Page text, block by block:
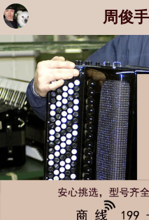
周俊